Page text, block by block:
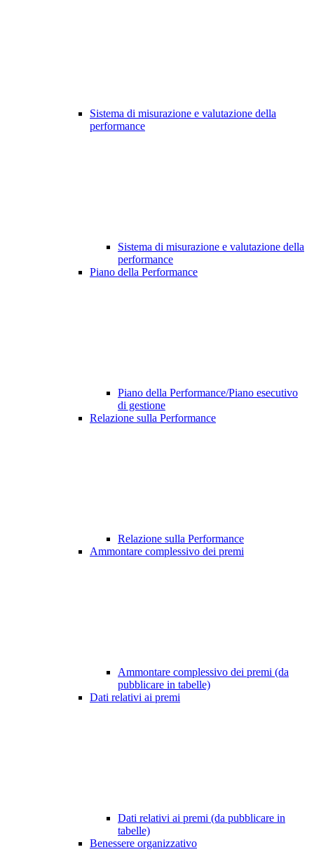
Sistema di misurazione e valutazione della
performance
Sistema di misurazione e valutazione della
performance
Piano della Performance
Piano della Performance/Piano esecutivo
di gestione
Relazione sulla Performance
Relazione sulla Performance
Ammontare complessivo dei premi
Ammontare complessivo dei premi (da
pubblicare in tabelle)
Dati relativi ai premi
Dati relativi ai premi (da pubblicare in
tabelle)
Benessere organizzativo